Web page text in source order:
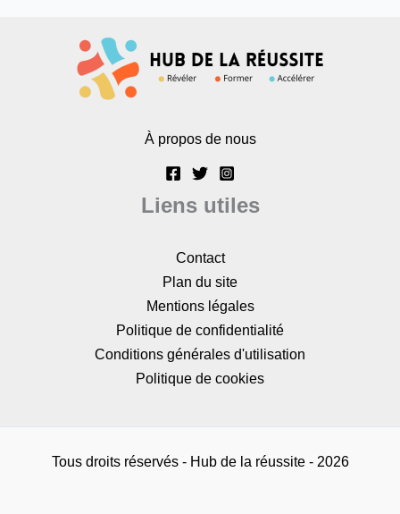
À propos de nous
Liens utiles
Contact
Plan du site
Mentions légales
Politique de confidentialité
Conditions générales d'utilisation
Politique de cookies
Tous droits réservés - Hub de la réussite - 2026